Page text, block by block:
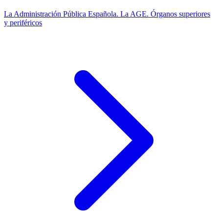
La Administración Pública Española. La AGE. Órganos superiores
y periféricos